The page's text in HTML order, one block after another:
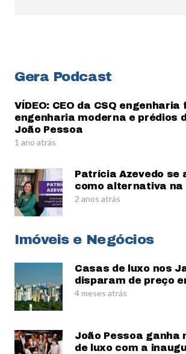
Gera Podcast
VÍDEO: CEO da CSQ
engenharia moderna e prédios
João Pessoa
1 ano atrás
Patrícia Azevedo se
como alternativa na
2 anos atrás
Imóveis e Negócios
Casas de luxo nos
disparam de preço
4 meses atrás
João Pessoa ganha
de luxo com a